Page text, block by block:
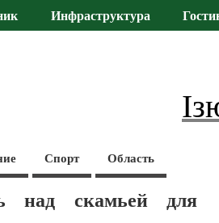
Инфраструктура
Спорт Область
над скамьей для